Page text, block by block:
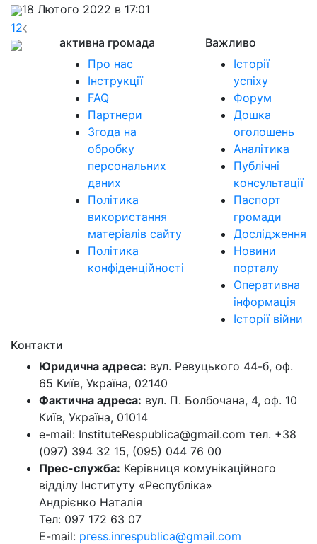
18 Лютого 2022 в 17:01
12
активна громада
Про нас
Інструкції
FAQ
Партнери
Згода на
обробку
персональних
даних
Політика
використання
матеріалів сайту
Політика
конфіденційності
Важливо
Історії
успіху
Форум
Дошка
оголошень
Аналітика
Публічні
консультації
Паспорт
громади
Дослідження
Новини
порталу
Оперативна
інформація
Історії війни
Контакти
Юридична адреса: вул. Ревуцького 44-б, оф.
65 Київ, Україна, 02140
Фактична адреса: вул. П. Болбочана, 4, оф. 10
Київ, Україна, 01014
e-mail: InstituteRespublica@gmail.com тел. +38
(097) 394 32 15, (095) 044 76 00
Прес-служба: Керівниця комунікаційного
відділу Інституту «Республіка»
Андрієнко Наталія
Тел: 097 172 63 07
E-mail: press.inrespublica@gmail.com